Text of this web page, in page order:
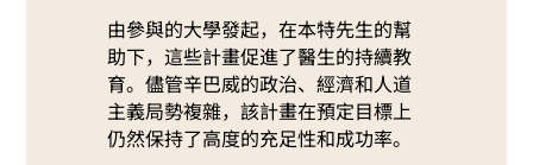
由參與的大學發起，在本特先生的幫
助下，這些計畫促進了醫生的持續教
育。儘管辛巴威的政治、經濟和人道
主義局勢複雜，該計畫在預定目標上
仍然保持了高度的充足性和成功率。